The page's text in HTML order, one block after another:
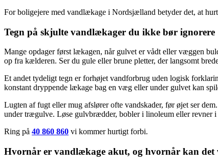
For boligejere med vandlækage i Nordsjælland betyder det, at
Tegn på skjulte vandlækager du ikke bør ignorere
Mange opdager først lækagen, når gulvet er vådt eller væggen
op fra kælderen. Ser du gule eller brune pletter, der langsomt
Et andet tydeligt tegn er forhøjet vandforbrug uden logisk
konstant dryppende lækage bag en væg eller under gulvet kan
Lugten af fugt eller mug afslører ofte vandskader, før øjet ser
under trægulve. Løse gulvbrædder, bobler i linoleum eller revner
Ring på 40 860 860 vi kommer hurtigt forbi.
Hvornår er vandlækage akut, og hvornår kan det